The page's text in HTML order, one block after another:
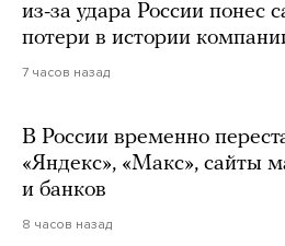
из-за удара России понес
потери в истории
7 часов назад
В России временно
«Яндекс», «Макс», сайты
и банков
8 часов назад